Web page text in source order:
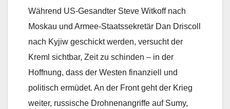
Während US-Gesandter Steve Witkoff nach
Moskau und Armee-Staatssekretär Dan Driscoll
nach Kyjiw geschickt werden, versucht der
Kreml sichtbar, Zeit zu schinden – in der
Hoffnung, dass der Westen finanziell und
politisch ermüdet. An der Front geht der Krieg
weiter, russische Drohnenangriffe auf Sumy,